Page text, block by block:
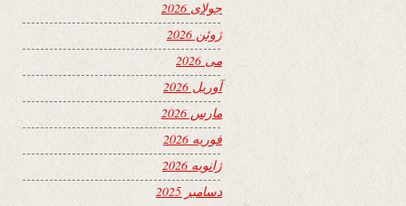
جولای 2026
ژوئن 2026
می 2026
آوریل 2026
مارس 2026
فوریه 2026
ژانویه 2026
دسامبر 2025